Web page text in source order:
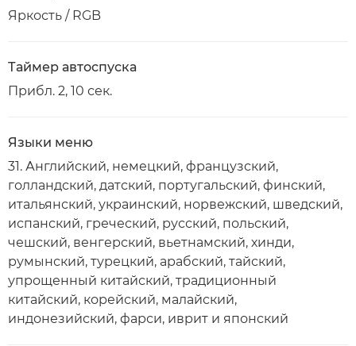
Яркость / RGB
Таймер автоспуска
Прибл. 2, 10 сек.
Языки меню
31. Английский, немецкий, французский,
голландский, датский, португальский, финский,
итальянский, украинский, норвежский, шведский,
испанский, греческий, русский, польский,
чешский, венгерский, вьетнамский, хинди,
румынский, турецкий, арабский, тайский,
упрощенный китайский, традиционный
китайский, корейский, малайский,
индонезийский, фарси, иврит и японский